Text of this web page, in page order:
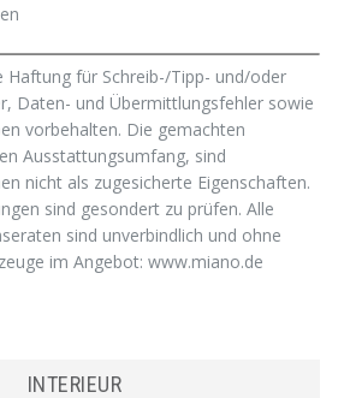
Haftung für Schreib-/Tipp- und/oder
Daten- und Übermittlungsfehler sowie
vorbehalten. Die gemachten
Ausstattungsumfang, sind
nicht als zugesicherte Eigenschaften.
sind gesondert zu prüfen. Alle
sind unverbindlich und ohne
im Angebot: www.miano.de
INTERIEUR